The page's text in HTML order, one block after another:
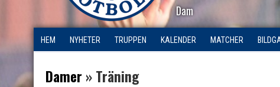
Dam
HEM NYHETER TRUPPEN KALENDER MATCHER
Damer » Träning